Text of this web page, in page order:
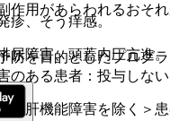
用があらわれるおそれ
ある患者：投与しな
肝機能障害を除く＞
疹、そう痒感。
障害、頭蓋内圧亢進。
を目的としたプログラ